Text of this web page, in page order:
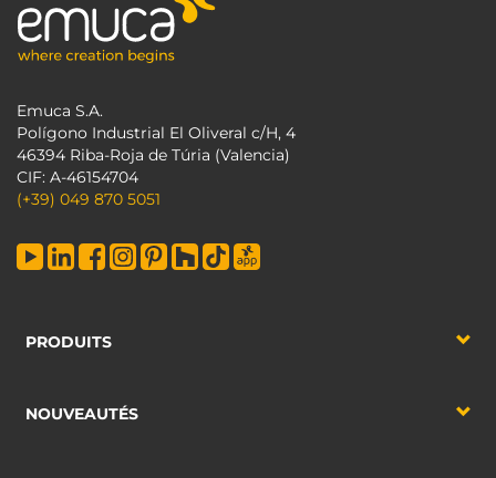
Emuca S.A.
Polígono Industrial El Oliveral c/H, 4
46394 Riba-Roja de Túria (Valencia)
CIF: A-46154704
(+39) 049 870 5051
PRODUITS
NOUVEAUTÉS